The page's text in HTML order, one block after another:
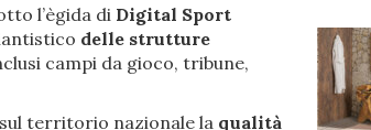
l’ègida di Digital Sport
delle strutture
campi da gioco, tribune,
territorio nazionale la qualità